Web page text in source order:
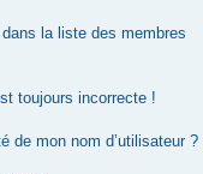
la liste des membres
toujours incorrecte !
de mon nom d’utilisateur ?